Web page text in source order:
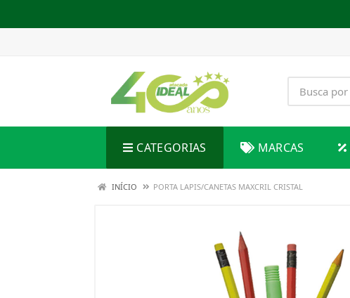
CATEGORIAS MARCAS
INÍCIO PORTA LAPIS/CANETAS MAXCRIL CRISTAL